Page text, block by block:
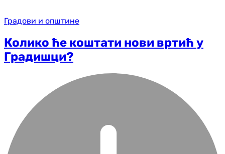
Градови и општине
Колико ће коштати нови вртић у
Градишци?